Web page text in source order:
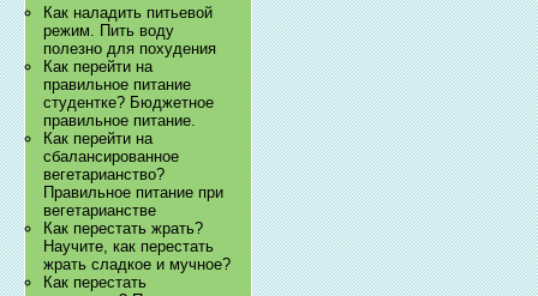
Как наладить питьевой
режим. Пить воду
полезно для похудения
Как перейти на
правильное питание
студентке? Бюджетное
правильное питание.
Как перейти на
сбалансированное
вегетарианство?
Правильное питание при
вегетарианстве
Как перестать жрать?
Научите, как перестать
жрать сладкое и мучное?
Как перестать